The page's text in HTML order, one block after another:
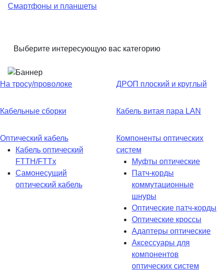
Смартфоны и планшеты
Выберите интересующую вас категорию
На тросу/проволоке ДРОП плоский и круглый
Кабельные сборки Кабель витая пара LAN
Оптический кабель
Кабель оптический
FTTH/FTTx
Самонесущий
оптический кабель
Компоненты оптических
систем
Муфты оптические
Патч-корды
коммутационные
шнуры
Оптические патч-корды
Оптические кроссы
Адаптеры оптические
Аксессуары для
компонентов
оптических систем